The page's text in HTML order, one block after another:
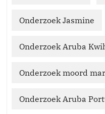
Onderzoek Jasmine
Onderzoek Aruba
Onderzoek moord
Onderzoek Aruba